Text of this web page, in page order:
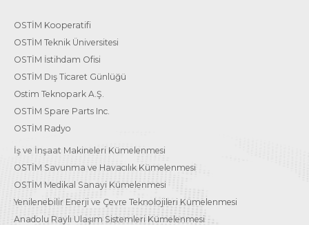
OSTİM Kooperatifi
OSTİM Teknik Üniversitesi
OSTİM İstihdam Ofisi
OSTİM Dış Ticaret Günlüğü
Ostim Teknopark A.Ş.
OSTİM Spare Parts Inc.
OSTİM Radyo
İş ve İnşaat Makineleri Kümelenmesi
OSTİM Savunma ve Havacılık Kümelenmesi
OSTİM Medikal Sanayi Kümelenmesi
Yenilenebilir Enerji ve Çevre Teknolojileri Kümelenmesi
Anadolu Raylı Ulaşım Sistemleri Kümelenmesi